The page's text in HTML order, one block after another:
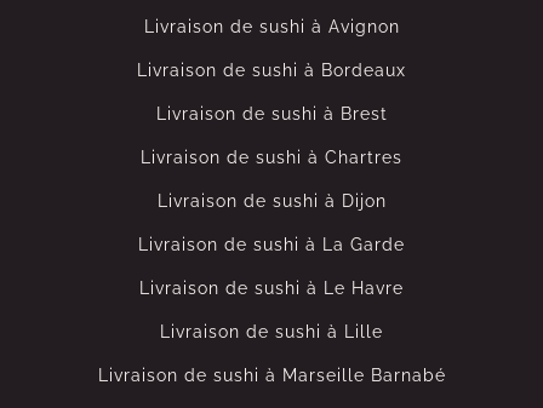
Livraison de sushi à Avignon
Livraison de sushi à Bordeaux
Livraison de sushi à Brest
Livraison de sushi à Chartres
Livraison de sushi à Dijon
Livraison de sushi à La Garde
Livraison de sushi à Le Havre
Livraison de sushi à Lille
Livraison de sushi à Marseille Barnabé